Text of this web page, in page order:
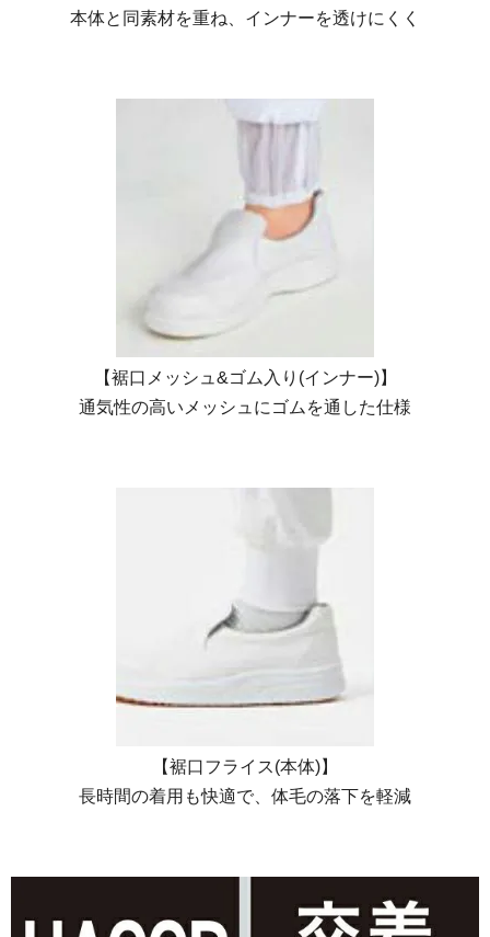
本体と同素材を重ね、インナーを透けにくく
【裾口メッシュ&ゴム入り(インナー)】
通気性の高いメッシュにゴムを通した仕様
【裾口フライス(本体)】
長時間の着用も快適で、体毛の落下を軽減